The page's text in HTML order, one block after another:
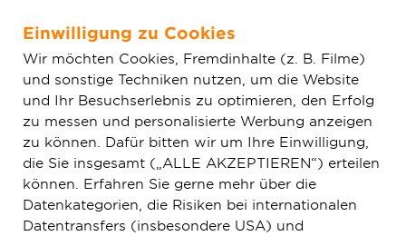
Zum Hauptinhalt springen
Aktuelles
von allein – Für einen Ausbaustart benötigt Bad Camberg weitere
Vertragszusagen
Einwilligung zu Cookies
Wir möchten Cookies, Fremdinhalte (z. B. Filme)
und sonstige Techniken nutzen, um die Website
und Ihr Besuchserlebnis zu optimieren, den Erfolg
zu messen und personalisierte Werbung anzeigen
zu können. Dafür bitten wir um Ihre Einwilligung,
die Sie insgesamt („ALLE AKZEPTIEREN“) erteilen
können. Erfahren Sie gerne mehr über die
Datenkategorien, die Risiken bei internationalen
Datentransfers (insbesondere USA) und